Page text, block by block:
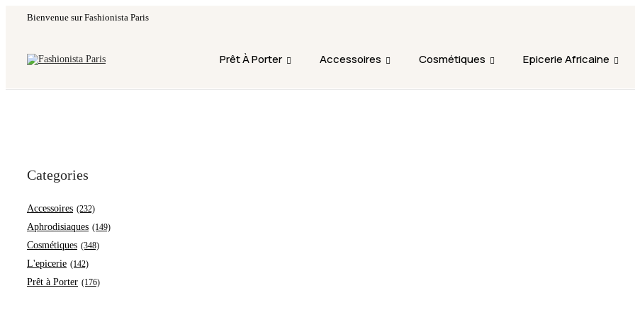
Bienvenue sur Fashionista Paris
Prêt À Porter Accessoires Cosmétiques Epicerie Africaine
Categories
Accessoires (232)
Aphrodisiaques (149)
Cosmétiques (348)
L'epicerie (142)
Prêt à Porter (176)
Fermeture annuelle du 17 juillet 16h au 12 août. L'ajout au panier est indisponible et aucune commande ni